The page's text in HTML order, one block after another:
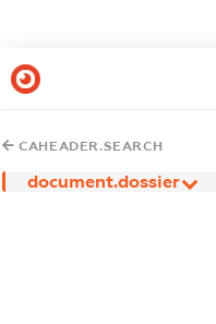
CAHEADER.SEARCH
document.dossier